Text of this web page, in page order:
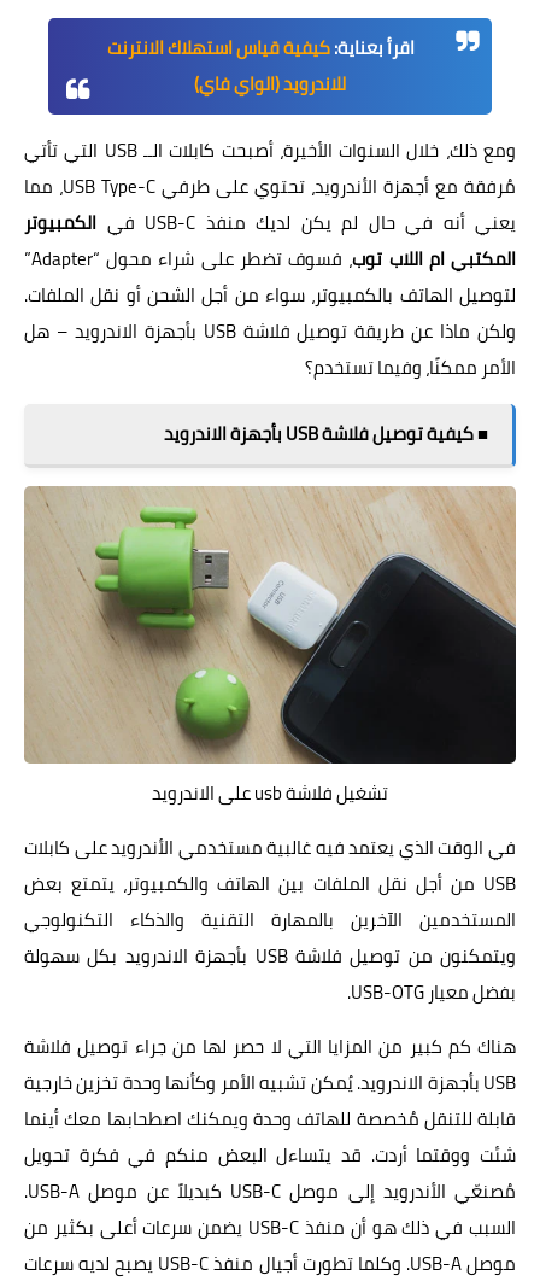
اقرأ بعناية:كيفية قياس استهلاك الانترنت
للاندرويد (الواي فاي)
ومع ذلك، خلال السنوات الأخيرة، أصبحت كابلات الــ USB التي تأتي
مُرفقة مع أجهزة الأندرويد، تحتوي على طرفي USB Type-C، مما
يعني أنه في حال لم يكن لديك منفذ USB-C في
الكمبيوتر
المكتبي ام اللاب توب
، فسوف تضطر على شراء محول “Adapter”
لتوصيل الهاتف بالكمبيوتر، سواء من أجل الشحن أو نقل الملفات.
ولكن ماذا عن طريقة توصيل فلاشة USB بأجهزة الاندرويد – هل
الأمر ممكنًا، وفيما تستخدم؟
■ كيفية توصيل فلاشة USB بأجهزة الاندرويد
تشغيل فلاشة usb على الاندرويد
في الوقت الذي يعتمد فيه غالبية مستخدمي الأندرويد على كابلات
USB من أجل نقل الملفات بين الهاتف والكمبيوتر، يتمتع بعض
المستخدمين الآخرين بالمهارة التقنية والذكاء التكنولوجي
ويتمكنون من توصيل فلاشة USB بأجهزة الاندرويد بكل سهولة
بفضل معيار USB-OTG.
هناك كم كبير من المزايا التي لا حصر لها من جراء توصيل فلاشة
USB بأجهزة الاندرويد. يُمكن تشبيه الأمر وكأنها وحدة تخزين خارجية
قابلة للتنقل مُخصصة للهاتف وحدة ويمكنك اصطحابها معك أينما
شئت ووقتما أردت. قد يتساءل البعض منكم في فكرة تحويل
مُصنعّي الأندرويد إلى موصل USB-C كبديلاً عن موصل USB-A.
السبب في ذلك هو أن منفذ USB-C يضمن سرعات أعلى بكثير من
موصل USB-A. وكلما تطورت أجيال منفذ USB-C يصبح لديه سرعات